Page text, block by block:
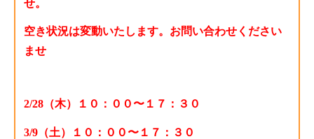
せ。
空き状況は変動いたします。お問い合わせください
ませ
2/28（木）１０：００〜１７：３０
3/9（土）１０：００〜１７：３０